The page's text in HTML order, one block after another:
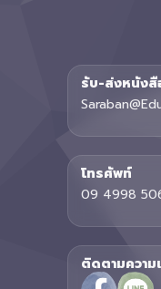
รับ-ส่งหนังสื
โทรศัพท์
09 4998
ติดตามความ